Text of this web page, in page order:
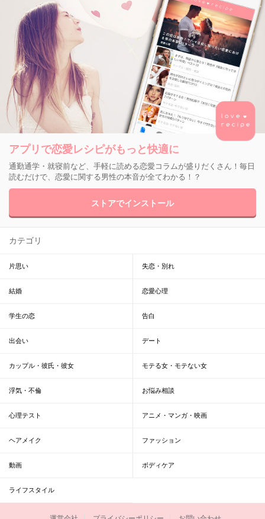
アプリで恋愛レシピがもっと快適に
通勤通学・就寝前など、手軽に読める恋愛コラムが盛りだくさん！毎日
読むだけで、恋愛に関する男性の本音が全てわかる！？
ストアでインストール
カテゴリ
片思い 失恋・別れ
結婚 恋愛心理
学生の恋 告白
出会い デート
カップル・彼氏・彼女 モテる女・モテない女
浮気・不倫 お悩み相談
心理テスト アニメ・マンガ・映画
ヘアメイク ファッション
動画 ボディケア
ライフスタイル